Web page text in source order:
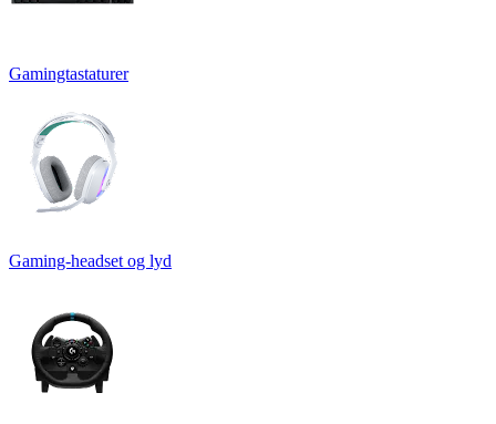
Gamingtastaturer
Gaming-headset og lyd